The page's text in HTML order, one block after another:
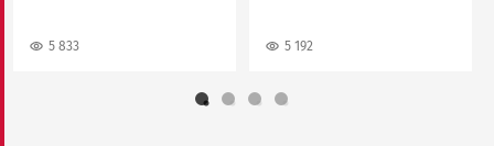
5 833 5 192